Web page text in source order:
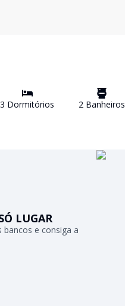
3 Dormitórios 2Banheiros
LUGAR
e consiga a